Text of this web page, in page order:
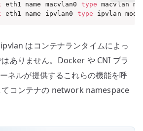
eth1 name macvlan0 type
eth1 name ipvlan0 type ipvlan
はコンテナランタイムによっ
ありません。Docker や CNI プラ
ネルが提供するこれらの機能を呼
てコンテナの network namespace